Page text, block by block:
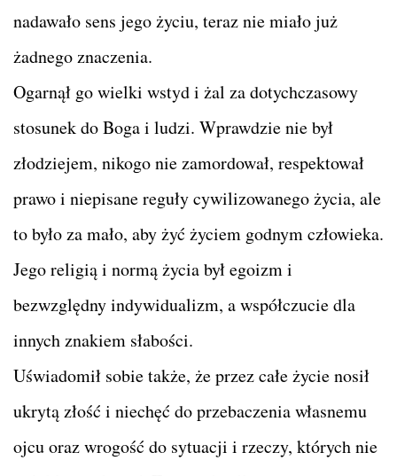
nadawało sens jego życiu, teraz nie miało już
żadnego znaczenia.
Ogarnął go wielki wstyd i żal za dotychczasowy
stosunek do Boga i ludzi. Wprawdzie nie był
złodziejem, nikogo nie zamordował, respektował
prawo i niepisane reguły cywilizowanego życia, ale
to było za mało, aby żyć życiem godnym człowieka.
Jego religią i normą życia był egoizm i
bezwzględny indywidualizm, a współczucie dla
innych znakiem słabości.
Uświadomił sobie także, że przez całe życie nosił
ukrytą złość i niechęć do przebaczenia własnemu
ojcu oraz wrogość do sytuacji i rzeczy, których nie